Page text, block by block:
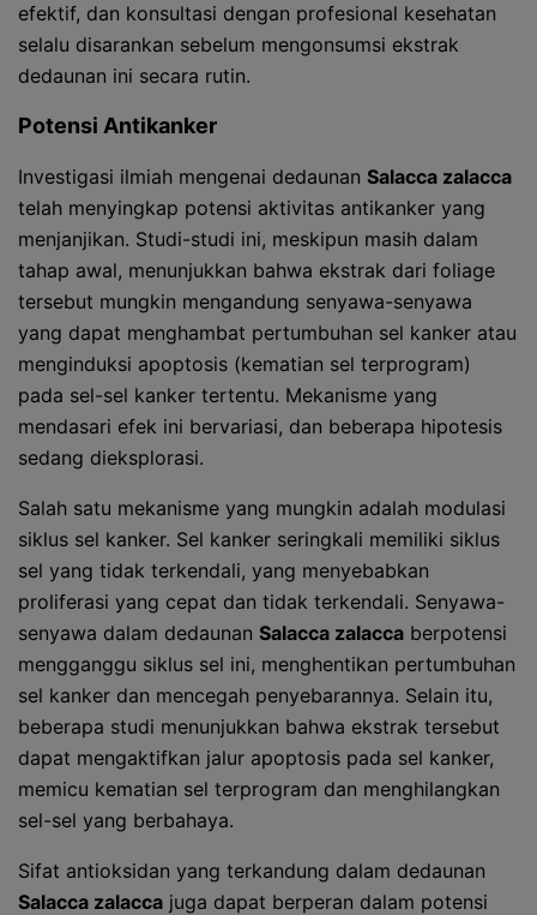
efektif, dan konsultasi dengan profesional kesehatan
selalu disarankan sebelum mengonsumsi ekstrak
dedaunan ini secara rutin.
Potensi Antikanker
Investigasi ilmiah mengenai dedaunan Salacca zalacca
telah menyingkap potensi aktivitas antikanker yang
menjanjikan. Studi-studi ini, meskipun masih dalam
tahap awal, menunjukkan bahwa ekstrak dari foliage
tersebut mungkin mengandung senyawa-senyawa
yang dapat menghambat pertumbuhan sel kanker atau
menginduksi apoptosis (kematian sel terprogram)
pada sel-sel kanker tertentu. Mekanisme yang
mendasari efek ini bervariasi, dan beberapa hipotesis
sedang dieksplorasi.
Salah satu mekanisme yang mungkin adalah modulasi
siklus sel kanker. Sel kanker seringkali memiliki siklus
sel yang tidak terkendali, yang menyebabkan
proliferasi yang cepat dan tidak terkendali. Senyawa-
senyawa dalam dedaunan Salacca zalacca berpotensi
mengganggu siklus sel ini, menghentikan pertumbuhan
sel kanker dan mencegah penyebarannya. Selain itu,
beberapa studi menunjukkan bahwa ekstrak tersebut
dapat mengaktifkan jalur apoptosis pada sel kanker,
memicu kematian sel terprogram dan menghilangkan
sel-sel yang berbahaya.
Sifat antioksidan yang terkandung dalam dedaunan
Salacca zalacca juga dapat berperan dalam potensi